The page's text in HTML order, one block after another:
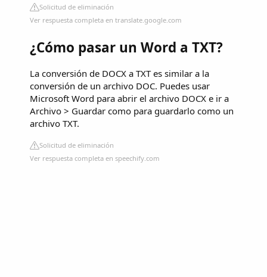
Solicitud de eliminación
Ver respuesta completa en translate.google.com
¿Cómo pasar un Word a TXT?
La conversión de DOCX a TXT es similar a la
conversión de un archivo DOC. Puedes usar
Microsoft Word para abrir el archivo DOCX e ir a
Archivo > Guardar como para guardarlo como un
archivo TXT.
Solicitud de eliminación
Ver respuesta completa en speechify.com